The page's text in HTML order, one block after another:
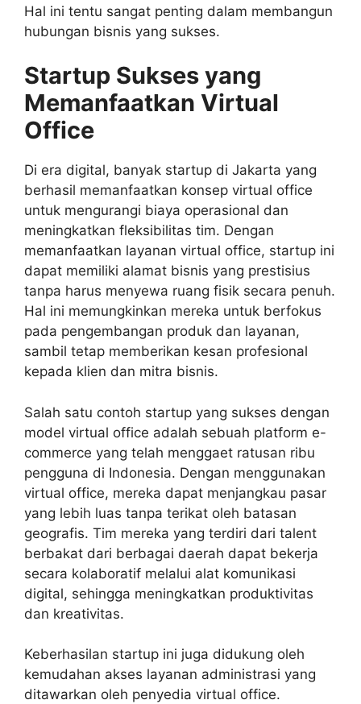
Hal ini tentu sangat penting dalam membangun
hubungan bisnis yang sukses.
Startup Sukses yang
Memanfaatkan Virtual
Office
Di era digital, banyak startup di Jakarta yang
berhasil memanfaatkan konsep virtual office
untuk mengurangi biaya operasional dan
meningkatkan fleksibilitas tim. Dengan
memanfaatkan layanan virtual office, startup ini
dapat memiliki alamat bisnis yang prestisius
tanpa harus menyewa ruang fisik secara penuh.
Hal ini memungkinkan mereka untuk berfokus
pada pengembangan produk dan layanan,
sambil tetap memberikan kesan profesional
kepada klien dan mitra bisnis.
Salah satu contoh startup yang sukses dengan
model virtual office adalah sebuah platform e-
commerce yang telah menggaet ratusan ribu
pengguna di Indonesia. Dengan menggunakan
virtual office, mereka dapat menjangkau pasar
yang lebih luas tanpa terikat oleh batasan
geografis. Tim mereka yang terdiri dari talent
berbakat dari berbagai daerah dapat bekerja
secara kolaboratif melalui alat komunikasi
digital, sehingga meningkatkan produktivitas
dan kreativitas.
Keberhasilan startup ini juga didukung oleh
kemudahan akses layanan administrasi yang
ditawarkan oleh penyedia virtual office.